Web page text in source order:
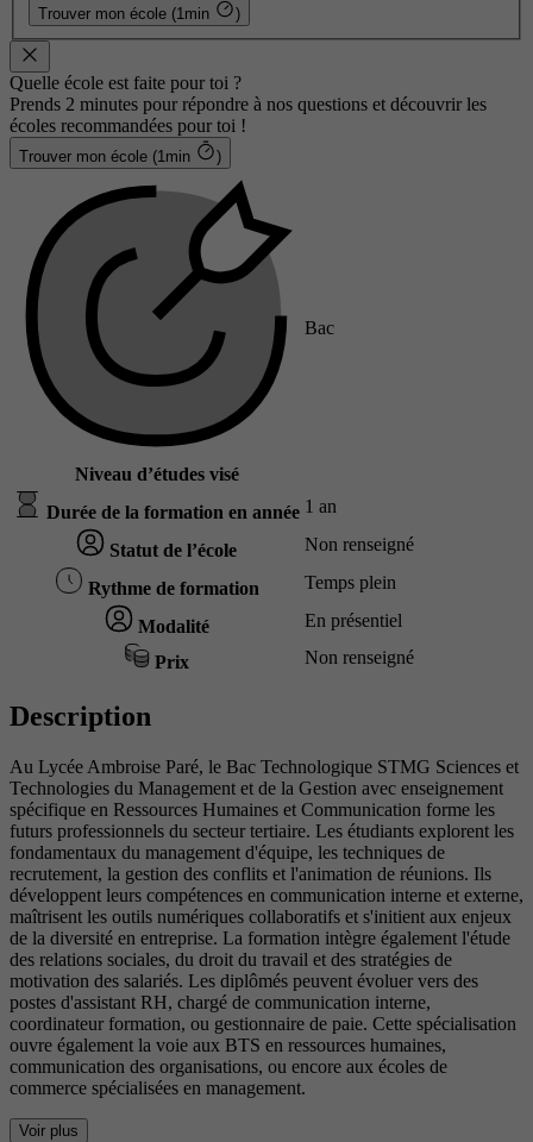
Trouver mon école (1min )
Quelle école est faite pour toi ?
Prends 2 minutes pour répondre à nos questions et découvrir les
écoles recommandées pour toi !
Trouver mon école (1min )
Niveau d’études visé
Bac
Durée de la formation en année 1 an
Statut de l’école Non renseigné
Rythme de formation Temps plein
Modalité En présentiel
Prix Non renseigné
Description
Au Lycée Ambroise Paré, le Bac Technologique STMG Sciences et
Technologies du Management et de la Gestion avec enseignement
spécifique en Ressources Humaines et Communication forme les
futurs professionnels du secteur tertiaire. Les étudiants explorent les
fondamentaux du management d'équipe, les techniques de
recrutement, la gestion des conflits et l'animation de réunions. Ils
développent leurs compétences en communication interne et externe,
maîtrisent les outils numériques collaboratifs et s'initient aux enjeux
de la diversité en entreprise. La formation intègre également l'étude
des relations sociales, du droit du travail et des stratégies de
motivation des salariés. Les diplômés peuvent évoluer vers des
postes d'assistant RH, chargé de communication interne,
coordinateur formation, ou gestionnaire de paie. Cette spécialisation
ouvre également la voie aux BTS en ressources humaines,
communication des organisations, ou encore aux écoles de
commerce spécialisées en management.
Voir plus